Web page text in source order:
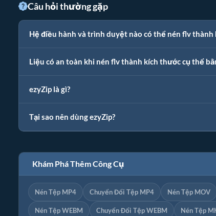
Câu hỏi thường gặp
Hệ điều hành và trình duyệt nào có thể nén flv thành
Liệu có an toàn khi nén flv thành kích thước cụ thể
ezyZip là gì?
Tại sao nên dùng ezyZip?
Khám Phá Thêm Công Cụ
Nén Tệp MP4 Chuyển Đổi Tệp MP4 Nén Tệp MOV
Nén Tệp WEBM Chuyển Đổi Tệp WEBM Nén Tệp